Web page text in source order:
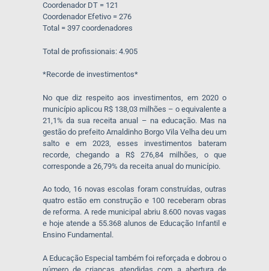
Coordenador DT = 121
Coordenador Efetivo = 276
Total = 397 coordenadores
Total de profissionais: 4.905
*Recorde de investimentos*
No que diz respeito aos investimentos, em 2020 o
município aplicou R$ 138,03 milhões – o equivalente a
21,1% da sua receita anual – na educação. Mas na
gestão do prefeito Arnaldinho Borgo Vila Velha deu um
salto e em 2023, esses investimentos bateram
recorde, chegando a R$ 276,84 milhões, o que
corresponde a 26,79% da receita anual do município.
Ao todo, 16 novas escolas foram construídas, outras
quatro estão em construção e 100 receberam obras
de reforma. A rede municipal abriu 8.600 novas vagas
e hoje atende a 55.368 alunos de Educação Infantil e
Ensino Fundamental.
A Educação Especial também foi reforçada e dobrou o
número de crianças atendidas com a abertura de